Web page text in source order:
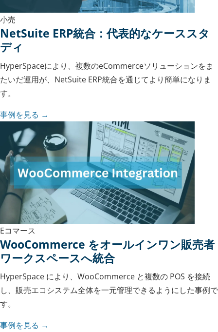
小売
NetSuite ERP統合：代表的なケーススタ
ディ
HyperSpaceにより、複数のeCommerceソリューションをま
たいだ運用が、NetSuite ERP統合を通じてより簡単になりま
す。
事例を見る →
Eコマース
WooCommerce をオールインワン販売者
ワークスペースへ統合
HyperSpace により、WooCommerce と複数の POS を接続
し、販売エコシステム全体を一元管理できるようにした事例で
す。
事例を見る →